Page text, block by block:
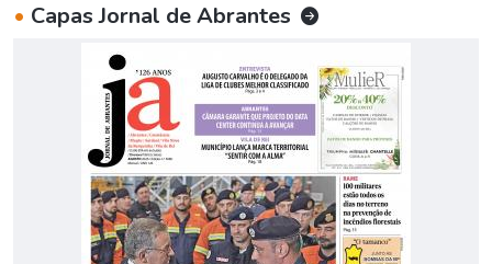
• Capas Jornal de Abrantes